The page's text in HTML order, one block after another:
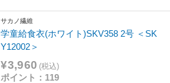
サカノ繊維
学童給食衣(ホワイト)SKV358 2号 ＜SK
Y12002＞
¥3,960 (税込)
ポイント：119